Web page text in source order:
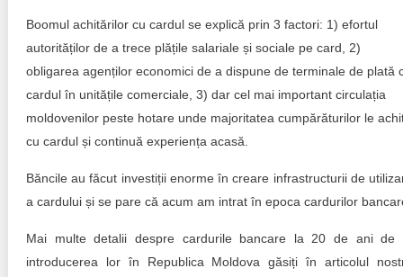
Boomul achitărilor cu cardul se explică prin 3 factori: 1) efortul
autorităților de a trece plățile salariale și sociale pe card, 2)
obligarea agenților economici de a dispune de terminale de plată
cardul în unitățile comerciale, 3) dar cel mai important circulația
moldovenilor peste hotare unde majoritatea cumpărăturilor le
cu cardul și continuă experiența acasă.
Băncile au făcut investiții enorme în creare infrastructurii de
a cardului și se pare că acum am intrat în epoca cardurilor
Mai multe detalii despre cardurile bancare la 20 de ani de
introducerea lor în Republica Moldova găsiți în articolul